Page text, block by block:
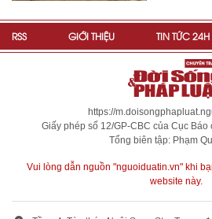
RSS GIỚI THIỆU TIN TỨC 24H
https://
Giấy phép số 12/GP-CBC của Cục
Tổng biên tập: Phạm
Vui lòng dẫn nguồn "nguoiduatin.vn" khi
website này.